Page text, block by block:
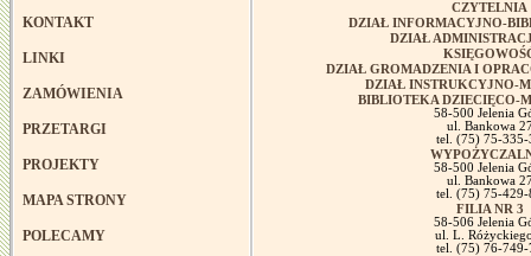
KONTAKT
LINKI
ZAMÓWIENIA
PRZETARGI
PROJEKTY
MAPA STRONY
POLECAMY
CZYTELNIA
DZIAŁ INFORMACYJNO-
DZIAŁ
DZIAŁ GROMADZENIA I
DZIAŁ INSTRUKCYJNO-
BIBLIOTEKA DZIECIĘCO-
58-500 Jelenia
ul. Bankowa
tel. (75) 75-335-
58-500 Jelenia
ul. Bankowa
tel. (75) 75-429-
FILIA NR 3
58-506 Jelenia
ul. L.
tel. (75) 76-749-